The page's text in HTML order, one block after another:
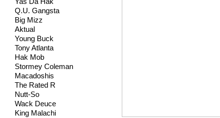
Q.U. Gangsta
Big Mizz
Aktual
Young Buck
Tony Atlanta
Hak Mob
Stormey Coleman
Macadoshis
The Rated R
Nutt-So
Wack Deuce
King Malachi